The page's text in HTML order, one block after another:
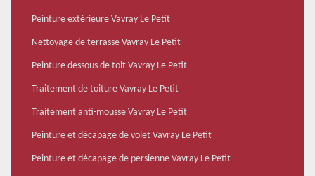
Peinture extérieure Vavray Le Petit
Nettoyage de terrasse Vavray Le Petit
Peinture dessous de toit Vavray Le Petit
Traitement de toiture Vavray Le Petit
Traitement anti-mousse Vavray Le Petit
Peinture et décapage de volet Vavray Le Petit
Peinture et décapage de persienne Vavray Le Petit